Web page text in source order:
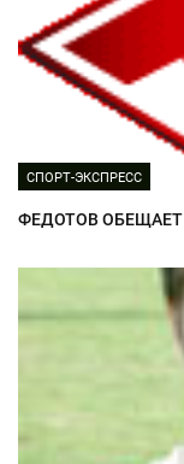
СПОРТ-ЭКСПРЕСС
ФЕДОТОВ